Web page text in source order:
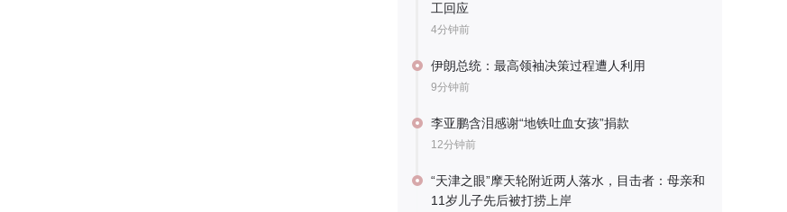
工回应
4分钟前
伊朗总统：最高领袖决策过程遭人利用
9分钟前
李亚鹏含泪感谢“地铁吐血女孩”捐款
12分钟前
“天津之眼”摩天轮附近两人落水，目击者：母亲和
11岁儿子先后被打捞上岸